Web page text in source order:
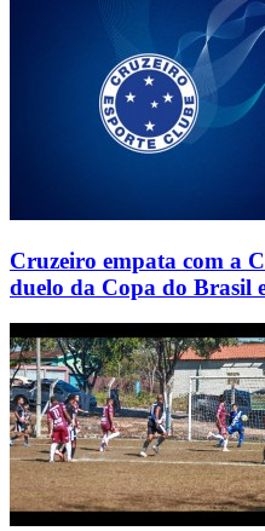
Cruzeiro empata com a
duelo da Copa do Brasil